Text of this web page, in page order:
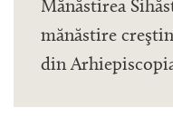
Mănăstirea
mănăstire
din